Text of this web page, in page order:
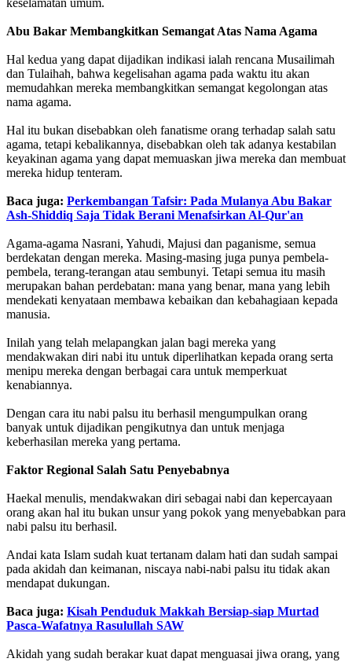
Abu Bakar Membangkitkan Semangat Atas Nama Agama
Hal kedua yang dapat dijadikan indikasi ialah rencana Musailimah
dan Tulaihah, bahwa kegelisahan agama pada waktu itu akan
memudahkan mereka membangkitkan semangat kegolongan atas
nama agama.
Hal itu bukan disebabkan oleh fanatisme orang terhadap salah satu
agama, tetapi kebalikannya, disebabkan oleh tak adanya kestabilan
keyakinan agama yang dapat memuaskan jiwa mereka dan membuat
mereka hidup tenteram.
Baca juga: Perkembangan Tafsir: Pada Mulanya Abu Bakar
Ash-Shiddiq Saja Tidak Berani Menafsirkan Al-Qur'an
Agama-agama Nasrani, Yahudi, Majusi dan paganisme, semua
berdekatan dengan mereka. Masing-masing juga punya pembela-
pembela, terang-terangan atau sembunyi. Tetapi semua itu masih
merupakan bahan perdebatan: mana yang benar, mana yang lebih
mendekati kenyataan membawa kebaikan dan kebahagiaan kepada
manusia.
Inilah yang telah melapangkan jalan bagi mereka yang
mendakwakan diri nabi itu untuk diperlihatkan kepada orang serta
menipu mereka dengan berbagai cara untuk memperkuat
kenabiannya.
Dengan cara itu nabi palsu itu berhasil mengumpulkan orang
banyak untuk dijadikan pengikutnya dan untuk menjaga
keberhasilan mereka yang pertama.
Faktor Regional Salah Satu Penyebabnya
Haekal menulis, mendakwakan diri sebagai nabi dan kepercayaan
orang akan hal itu bukan unsur yang pokok yang menyebabkan para
nabi palsu itu berhasil.
Andai kata Islam sudah kuat tertanam dalam hati dan sudah sampai
pada akidah dan keimanan, niscaya nabi-nabi palsu itu tidak akan
mendapat dukungan.
Baca juga: Kisah Penduduk Makkah Bersiap-siap Murtad
Pasca-Wafatnya Rasulullah SAW
Akidah yang sudah berakar kuat dapat menguasai jiwa orang, yang